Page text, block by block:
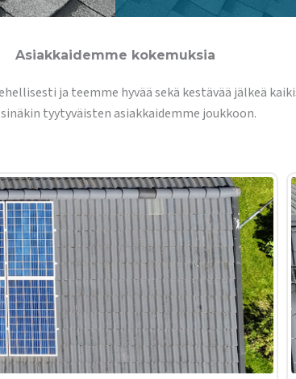
Asiakkaidemme kokemuksia
ja teemme hyvää sekä kestävää jälkeä
tyytyväisten asiakkaidemme joukkoon.